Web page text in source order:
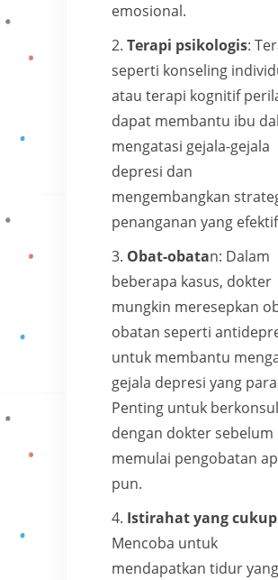
emosional.
Terapi psikologis:
seperti konseling
atau terapi kognitif
dapat membantu ibu
mengatasi gejala-gejala
depresi dan
mengembangkan
penanganan yang
Obat-obatan: Dalam
beberapa kasus, dokter
mungkin meresepkan
obatan seperti
untuk membantu
gejala depresi yang
Penting untuk
dengan dokter sebelum
memulai pengobatan
pun.
Istirahat yang cukup
Mencoba untuk
mendapatkan tidur yang